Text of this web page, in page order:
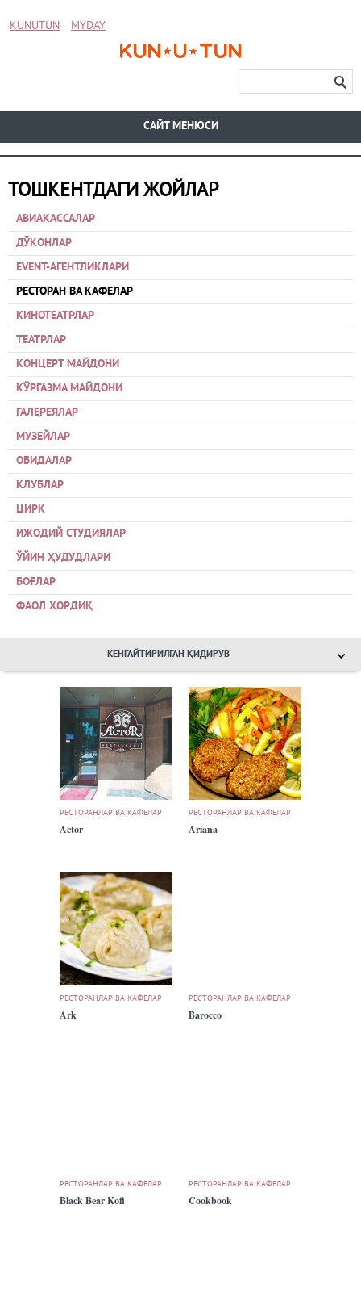
KUNUTUN MYDAY
CАЙТ МЕНЮСИ
ТОШКЕНТДАГИ ЖОЙЛАР
АВИАКАССАЛАР
ДЎКОНЛАР
EVENT-АГЕНТЛИКЛАРИ
РЕСТОРАН ВА КАФЕЛАР
КИНОТЕАТРЛАР
ТЕАТРЛАР
КОНЦЕРТ МАЙДОНИ
КЎРГАЗМА МАЙДОНИ
ГАЛЕРЕЯЛАР
МУЗЕЙЛАР
ОБИДАЛАР
КЛУБЛАР
ЦИРК
ИЖОДИЙ СТУДИЯЛАР
ЎЙИН ҲУДУДЛАРИ
БОҒЛАР
ФАОЛ ҲОРДИҚ
КЕНГАЙТИРИЛГАН ҚИДИРУВ
РЕСТОРАНЛАР ВА КАФЕЛАР
Actor
РЕСТОРАНЛАР ВА КАФЕЛАР
Ariana
РЕСТОРАНЛАР ВА КАФЕЛАР
Ark
РЕСТОРАНЛАР ВА КАФЕЛАР
Barocco
РЕСТОРАНЛАР ВА КАФЕЛАР
Black Bear Kofi
РЕСТОРАНЛАР ВА КАФЕЛАР
Cookbook